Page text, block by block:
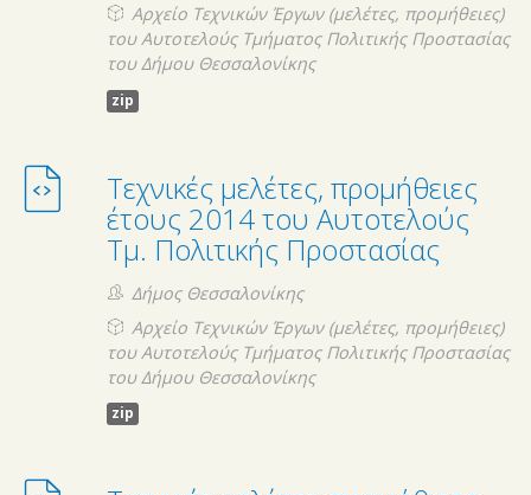
Αρχείο Τεχνικών Έργων (μελέτες, προμήθειες)
του Αυτοτελούς Τμήματος Πολιτικής Προστασίας
του Δήμου Θεσσαλονίκης
zip
Τεχνικές μελέτες, προμήθειες
έτους 2014 του Αυτοτελούς
Τμ. Πολιτικής Προστασίας
Δήμος Θεσσαλονίκης
Αρχείο Τεχνικών Έργων (μελέτες, προμήθειες)
του Αυτοτελούς Τμήματος Πολιτικής Προστασίας
του Δήμου Θεσσαλονίκης
zip